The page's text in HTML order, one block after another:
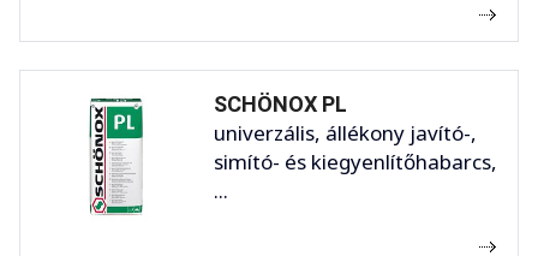
SCHÖNOX PL
univerzális, állékony javító-,
simító- és kiegyenlítőhabarcs,
...